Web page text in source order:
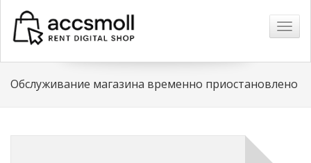
Обслуживание магазина временно приостановлено